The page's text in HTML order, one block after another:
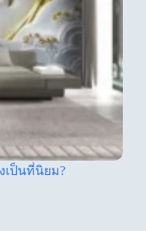
เป็นที่นิยม?